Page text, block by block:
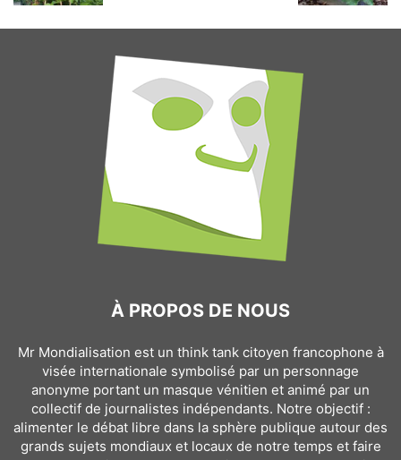
À PROPOS DE NOUS
Mr Mondialisation est un think tank citoyen francophone à
visée internationale symbolisé par un personnage
anonyme portant un masque vénitien et animé par un
collectif de journalistes indépendants. Notre objectif :
alimenter le débat libre dans la sphère publique autour des
grands sujets mondiaux et locaux de notre temps et faire